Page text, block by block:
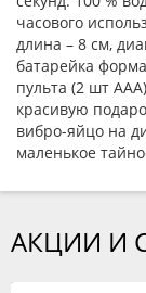
часового
длина – 8 см,
батарейка
пульта (2 шт
красивую
вибро-яйцо на
маленькое
АКЦИИ И